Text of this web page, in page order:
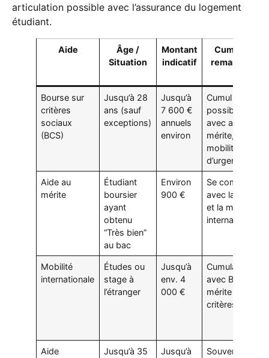
articulation possible avec l’assurance du logement
étudiant.
Aide
Âge /
Situation
Montant
indicatif
Cumul et
remarques
Bourse sur
critères
sociaux
(BCS)
Jusqu’à 28
ans (sauf
exceptions)
Jusqu’à
7 600 €
annuels
environ
Cumul
possible
avec aide au
mérite,
mobilité, aide
d’urgence
Aide au
mérite
Étudiant
boursier
ayant
obtenu
“Très bien”
au bac
Environ
900 €
Se combine
avec la BCS
et la mobilité
internationale
Mobilité
internationale
Études ou
stage à
l’étranger
Jusqu’à
env. 4
000 €
Cumulable
avec BCS et
mérite selon
critères
Aide
Jusqu’à 35
Jusqu’à
Souvent